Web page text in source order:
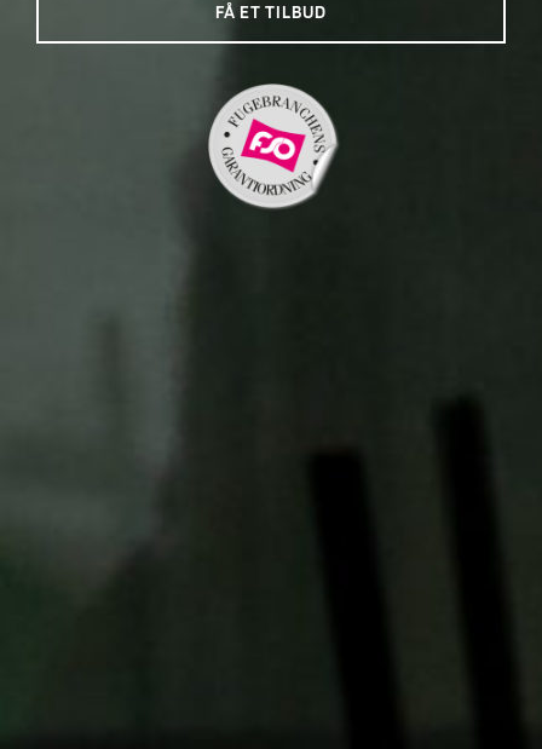
FÅ ET TILBUD